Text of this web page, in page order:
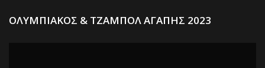
ΟΛΥΜΠΙΑΚΟΣ & ΤΖΑΜΠΟΛ ΑΓΑΠΗΣ 2023